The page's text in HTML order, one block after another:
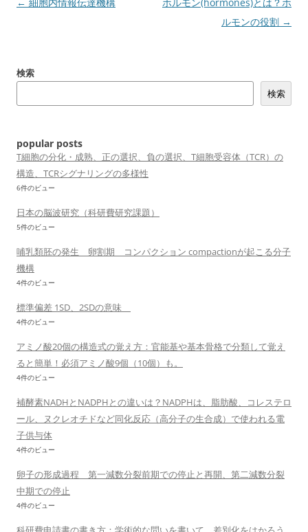
ゲ
ン
ルモンの役割 →
検索
検索
popular posts
T細胞の分化・成熟、正の選択、負の選択、T細胞受容体（TCR）の
構造、TCRシグナリングの多様性
6件のビュー
日本の脳波研究（科研費研究課題）
5件のビュー
哺乳類胚の発生 卵割期 コンパクション compactionが起こる分子
機構
4件のビュー
標準偏差 1SD、2SDの意味
4件のビュー
アミノ酸20個の構造式の覚え方：官能基や基本骨格で分類して覚え
ると簡単！必須アミノ酸9個（10個）も。
4件のビュー
補酵素NADHとNADPHとの違いは？NADPHは、脂肪酸、コレステロ
ール、ヌクレオチドなど同化反応（高分子の生合成）で使われる電
子供与体
4件のビュー
卵子の形成過程 第一減数分裂前期での停止と再開、第二減数分裂
中期での停止
4件のビュー